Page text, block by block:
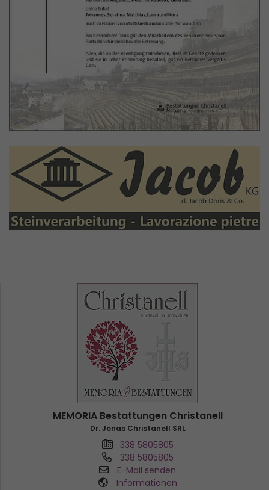
MEMORIA Bestattungen Christanell
Dr. Jonas Christanell SRL
338 5805805
338 5805805
E-Mail senden
Informationen